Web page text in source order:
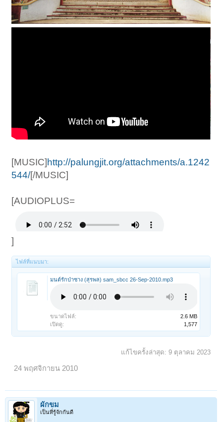
[MUSIC] http://palungjit.org/attachments/a.1242
544/[/MUSIC]
[AUDIOPLUS=
]
ไฟล์ที่แนบมา:
มนต์รักป่าซาง (สุรพล) sam_sbcc 26-Sep-2010.mp3
ขนาดไฟล์:
2.6 MB
เปิดดู:
1,577
แก้ไขครั้งล่าสุด: 9 ตุลาคม 2023
24 พฤศจิกายน 2010
ผักขม
เป็นที่รู้จักกันดี